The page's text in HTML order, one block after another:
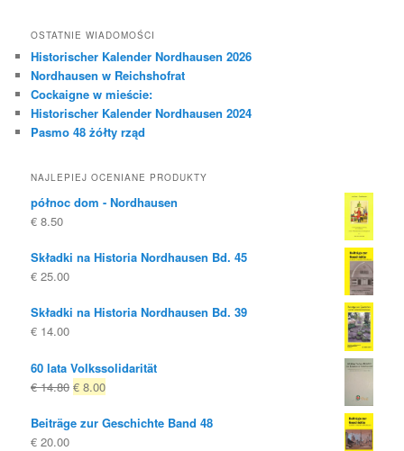
OSTATNIE WIADOMOŚCI
Historischer Kalender Nordhausen 2026
Nordhausen w Reichshofrat
Cockaigne w mieście:
Historischer Kalender Nordhausen 2024
Pasmo 48 żółty rząd
NAJLEPIEJ OCENIANE PRODUKTY
północ dom - Nordhausen
€ 8.50
Składki na Historia Nordhausen Bd. 45
€ 25.00
Składki na Historia Nordhausen Bd. 39
€ 14.00
60 lata Volkssolidarität
€14.80 Oryginalna
była:
€ 8.00Obecna
to:
Beiträge zur Geschichte Band 48
€ 20.00